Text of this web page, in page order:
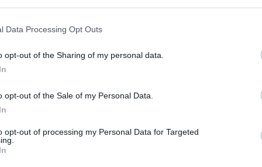
Data Processing Opt Outs
opt-out of the Sharing of my personal data.
opt-out of the Sale of my Personal Data.
opt-out of processing my Personal Data for Targeted